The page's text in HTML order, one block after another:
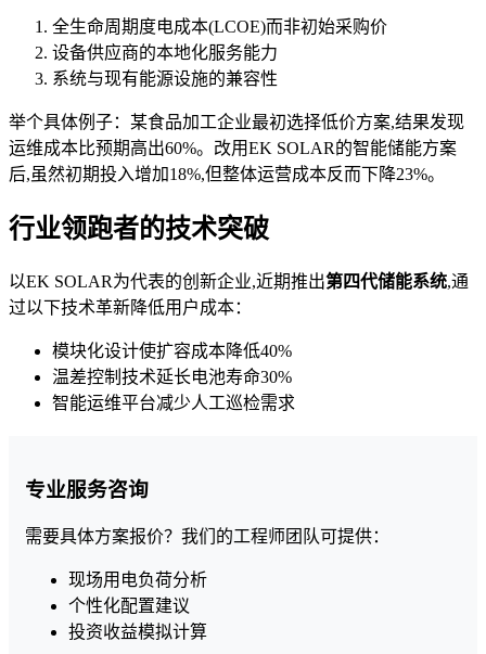
全生命周期度电成本(LCOE)而非初始采购价
设备供应商的本地化服务能力
系统与现有能源设施的兼容性
举个具体例子：某食品加工企业最初选择低价方案,结果发现
运维成本比预期高出60%。改用EK SOLAR的智能储能方案
后,虽然初期投入增加18%,但整体运营成本反而下降23%。
行业领跑者的技术突破
以EK SOLAR为代表的创新企业,近期推出第四代储能系统,通
过以下技术革新降低用户成本：
模块化设计使扩容成本降低40%
温差控制技术延长电池寿命30%
智能运维平台减少人工巡检需求
专业服务咨询
需要具体方案报价？我们的工程师团队可提供：
现场用电负荷分析
个性化配置建议
投资收益模拟计算